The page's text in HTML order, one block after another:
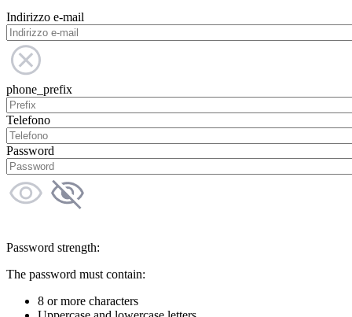
Indirizzo e-mail
phone_prefix
Telefono
Password
Password strength:
The password must contain:
8 or more characters